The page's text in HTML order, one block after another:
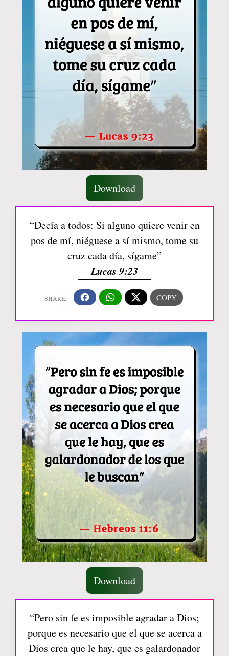
Download
“Decía a todos: Si alguno quiere venir en
pos de mí, niéguese a sí mismo, tome su
cruz cada día, sígame”
Lucas 9:23
Download
“Pero sin fe es imposible agradar a Dios;
porque es necesario que el que se acerca a
Dios crea que le hay, que es galardonador